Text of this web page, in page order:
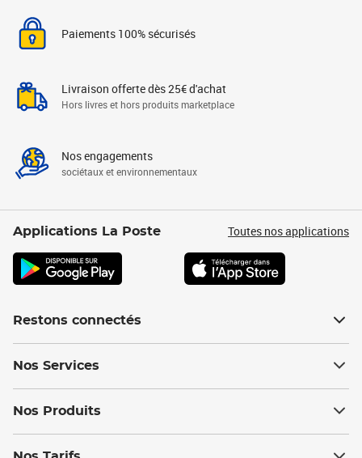
Paiements 100% sécurisés
Livraison offerte dès 25€ d'achat
Hors livres et hors produits marketplace
Nos engagements
sociétaux et environnementaux
Applications La Poste Toutes nos applications
Restons connectés
Nos Services
Nos Produits